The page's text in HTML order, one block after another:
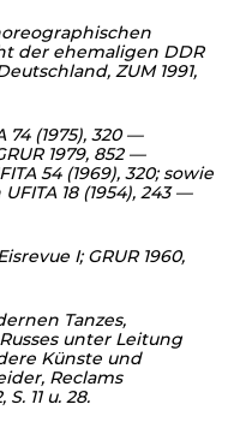
der ehemaligen DDR
ZUM 1991,
74 (1975), 320 —
1979, 852 —
54 (1969), 320; sowie
18 (1954), 243 —
I; GRUR 1960,
Tanzes,
unter Leitung
Künste und
Reclams
11 u. 28.